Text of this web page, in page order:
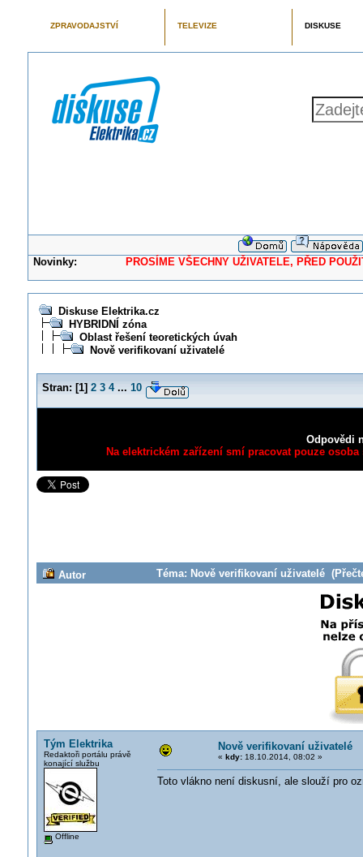
ZPRAVODAJSTVÍ TELEVIZE DISKUSE
Novinky: PROSÍME VŠECHNY UŽIVATELE, PŘED
Diskuse Elektrika.cz
HYBRIDNÍ zóna
Oblast řešení teoretických úvah
Nově verifikovaní uživatelé
Stran: [1] 2 3 4 ... 10
Odpovědi
Na elektrickém zařízení smí pracovat pouze
Autor Téma: Nově verifikovaní uživatelé
Tým Elektrika
Redaktoři portálu právě
konající službu
Offline
Nově verifikovaní uživatelé
« kdy:18.10.2014, 08:02 »
Toto vlákno není diskusní, ale slouží pro